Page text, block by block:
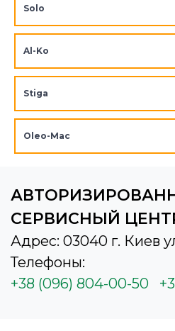
Solo
Al-Ko
Stiga
Oleo-Mac
СЕРВИСНЫЙ
Адрес: 03040 г. Киев
Телефоны:
+38 (096) 804-00-50